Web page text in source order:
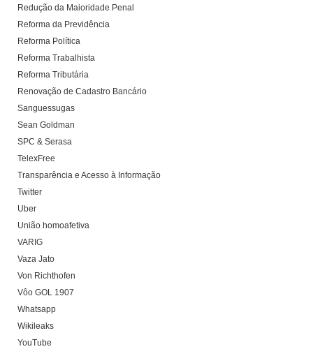
Redução da Maioridade Penal
Reforma da Previdência
Reforma Política
Reforma Trabalhista
Reforma Tributária
Renovação de Cadastro Bancário
Sanguessugas
Sean Goldman
SPC & Serasa
TelexFree
Transparência e Acesso à Informação
Twitter
Uber
União homoafetiva
VARIG
Vaza Jato
Von Richthofen
Vôo GOL 1907
Whatsapp
Wikileaks
YouTube